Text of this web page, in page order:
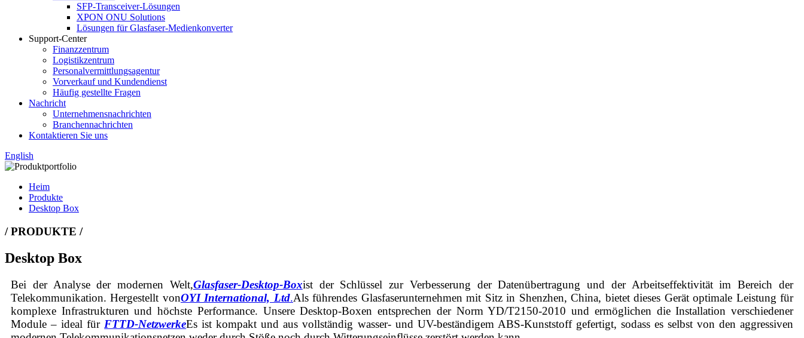
SFP-Transceiver-Lösungen
XPON ONU Solutions
Lösungen für Glasfaser-Medienkonverter
Support-Center
Finanzzentrum
Logistikzentrum
Personalvermittlungsagentur
Vorverkauf und Kundendienst
Häufig gestellte Fragen
Nachricht
Unternehmensnachrichten
Branchennachrichten
Kontaktieren Sie uns
English
Heim
Produkte
Desktop Box
/ PRODUKTE /
Desktop Box
Bei der Analyse der modernen Welt,Glasfaser-Desktop-Boxist der Schlüssel zur Verbesserung der Datenübertragung und der Arbeitseffektivität im Bereich der
Telekommunikation. Hergestellt vonOYI International, Ltd.Als führendes Glasfaserunternehmen mit Sitz in Shenzhen, China, bietet dieses Gerät optimale Leistung für
komplexe Infrastrukturen und höchste Performance. Unsere Desktop-Boxen entsprechen der Norm YD/T2150-2010 und ermöglichen die Installation verschiedener
Module – ideal für FTTD-NetzwerkeEs ist kompakt und aus vollständig wasser- und UV-beständigem ABS-Kunststoff gefertigt, sodass es selbst von den aggressiven